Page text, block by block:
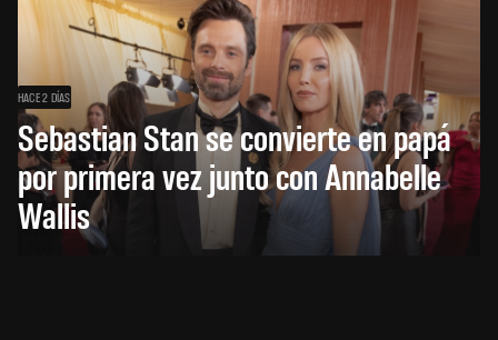
HACE 2 DÍAS
Sebastian Stan se convierte en papá
por primera vez junto con Annabelle
Wallis